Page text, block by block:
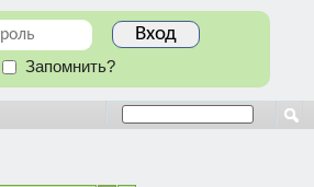
Запомнить?